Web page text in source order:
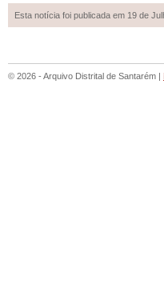
Esta notícia foi publicada em 19 de
© 2026 - Arquivo Distrital de Santarém |